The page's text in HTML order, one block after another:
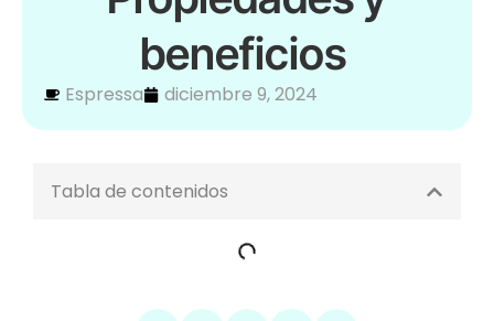
beneficios
Espressa diciembre 9, 2024
Tabla de contenidos